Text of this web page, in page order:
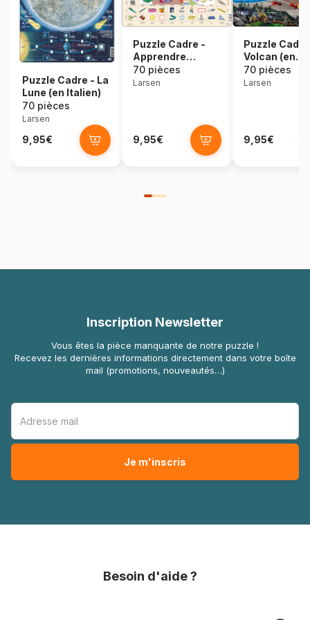
Puzzle Cadre - La
Lune (en Italien)
70 pièces
Larsen
9,95€
Puzzle Cadre -
Apprendre
l'Anglais 6 :
L'Ecole (en
70 pièces
Larsen
9,95€
Puzzle
Volcan (en
Estonien)
70 pièces
Larsen
9,95€
Inscription Newsletter
Vous êtes la pièce manquante de notre puzzle !
Recevez les dernières informations directement dans votre boîte
mail (promotions, nouveautés…)
Besoin d'aide ?